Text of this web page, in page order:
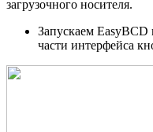
загрузочного носителя.
Запускаем
части интерфейса